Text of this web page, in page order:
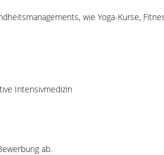
wie Yoga-Kurse,
Intensivmedizin
ab.